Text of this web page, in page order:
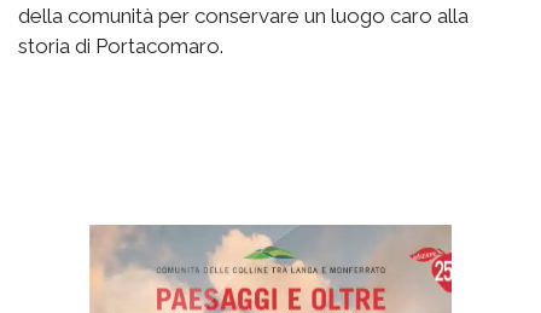
della comunità per conservare un luogo caro alla
storia di Portacomaro.